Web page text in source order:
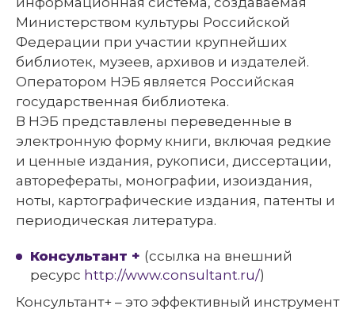
Министерством культуры Российской
Федерации при участии крупнейших
библиотек, музеев, архивов и издателей.
Оператором НЭБ является Российская
государственная библиотека.
В НЭБ представлены переведенные в
электронную форму книги, включая редкие
и ценные издания, рукописи, диссертации,
авторефераты, монографии, изоиздания,
ноты, картографические издания, патенты и
периодическая литература.
Консультант + (ссылка на внешний
ресурс http://www.consultant.ru/)
Консультант+ – это эффективный инструмент